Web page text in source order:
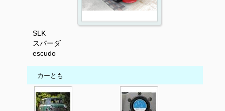
SLK
スパーダ
escudo
カーとも